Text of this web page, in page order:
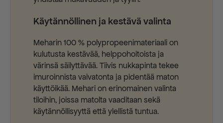
Käytännöllinen ja kestävä valinta
Meharin 100 % polypropeenimateriaali on
kulutusta kestävää, helppohoitoista ja
värinsä säilyttävää. Tiivis nukkapinta tekee
imuroinnista vaivatonta ja pidentää maton
käyttöikää. Mehari on erinomainen valinta
tiloihin, joissa matolta vaaditaan sekä
käytännöllisyyttä että ylellistä tuntua.